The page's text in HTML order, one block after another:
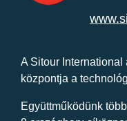
A Sitour
központja a
Együttműködünk